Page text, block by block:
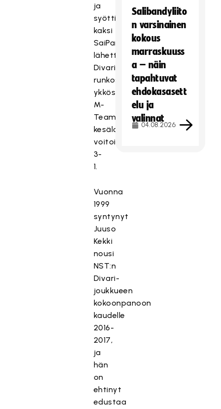
ja
syötti
kaksi
SaiPan
lähettäessä
Divarin
runkosarjan
ykkösen
M-
Teamin
kesälomalle
voitoin
3-
1.
Vuonna
1999
syntynyt
Juuso
Kekki
nousi
NST:n
Divari-
joukkueen
kokoonpanoon
kaudelle
2016-
2017,
ja
hän
on
ehtinyt
edustaa
Salibandyliito
n varsinainen
kokous
marraskuuss
a – näin
tapahtuvat
ehdokasasett
elu ja
valinnat
04.08.2026